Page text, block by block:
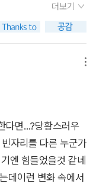
소녀의 심리를 섬세
라 아이가 갈등을 어
책이랍니다. 저희
귀면서 한번쯤 읽
더보기
다면...?당황스러우
자리를 다른 누군가
엔 힘들었을것 같네
데이런 변화 속에서